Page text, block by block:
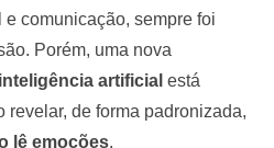
comunicação, sempre foi
Porém, uma nova
inteligência artificial está
revelar, de forma padronizada,
lê emoções.